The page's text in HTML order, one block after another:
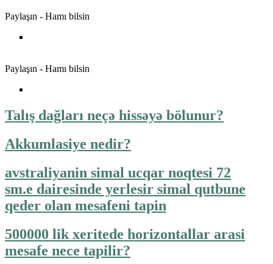
Paylaşın - Hamı bilsin
Paylaşın - Hamı bilsin
Talış dağları neçə hissəyə bölunur?
Akkumlasiye nedir?
avstraliyanin simal ucqar noqtesi 72
sm.e dairesinde yerlesir simal qutbune
qeder olan mesafeni tapin
500000 lik xeritede horizontallar arasi
mesafe nece tapilir?